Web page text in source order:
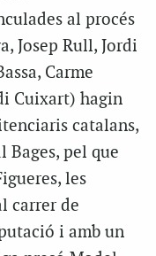
al procés
Josep Rull, Jordi
Carme
Cuixart) hagin
catalans,
Bages, pel que
les
carrer de
i amb un